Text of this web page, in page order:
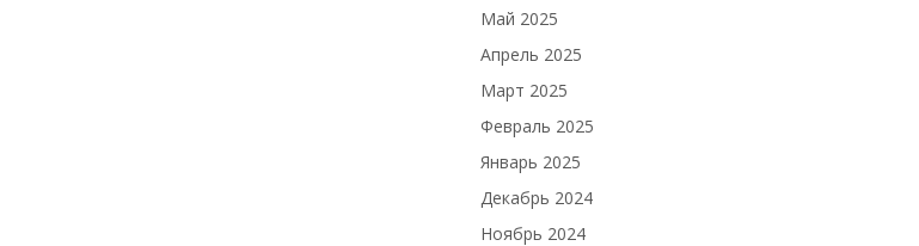
Май 2025
Апрель 2025
Март 2025
Февраль 2025
Январь 2025
Декабрь 2024
Ноябрь 2024